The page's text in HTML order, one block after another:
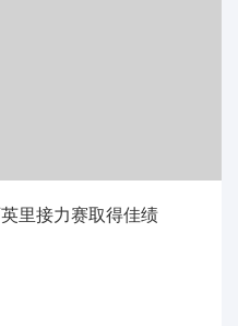
里接力赛取得佳绩